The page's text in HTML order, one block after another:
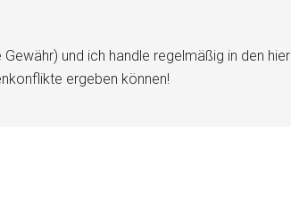
und ich handle regelmäßig in den hier
ergeben können!